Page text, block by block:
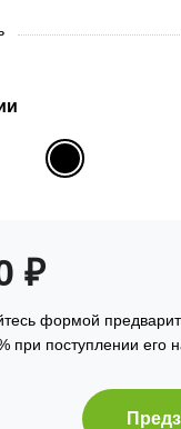
₽
формой
при поступлении его